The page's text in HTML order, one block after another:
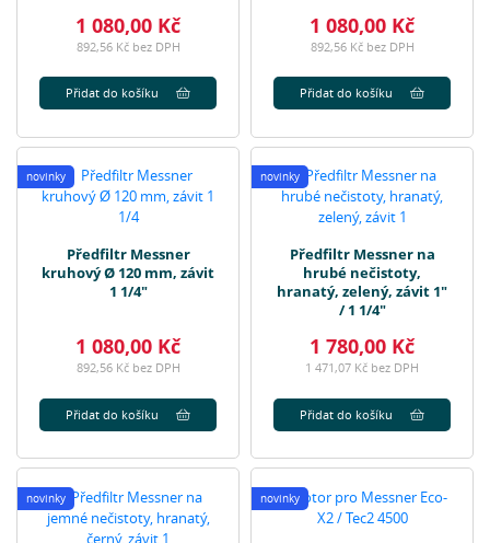
1 080,00 Kč
892,56 Kč bez DPH
Přidat do košíku
1 080,00 Kč
892,56 Kč bez DPH
Přidat do košíku
novinky
Předfiltr Messner
kruhový Ø 120 mm, závit
1 1/4"
1 080,00 Kč
892,56 Kč bez DPH
Přidat do košíku
novinky
Předfiltr Messner na
hrubé nečistoty,
hranatý, zelený, závit 1"
/ 1 1/4"
1 780,00 Kč
1 471,07 Kč bez DPH
Přidat do košíku
novinky novinky